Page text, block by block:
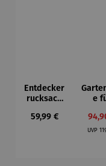
Entdecker
rucksack
Regulärer Preis:
59,99 €
e
UVP